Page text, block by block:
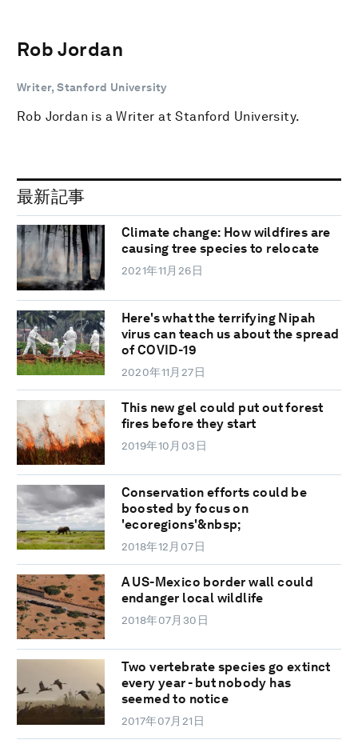
Rob Jordan
Writer, Stanford University
Rob Jordan is a Writer at Stanford University.
最新記事
Climate change: How wildfires are
causing tree species to relocate
2021年11月26日
Here's what the terrifying Nipah
virus can teach us about the spread
of COVID-19
2020年11月27日
This new gel could put out forest
fires before they start
2019年10月03日
Conservation efforts could be
boosted by focus on
'ecoregions'&nbsp;
2018年12月07日
A US-Mexico border wall could
endanger local wildlife
2018年07月30日
Two vertebrate species go extinct
every year - but nobody has
seemed to notice
2017年07月21日